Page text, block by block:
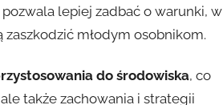
lepiej zadbać o warunki, w
młodym osobnikom.
do środowiska, co
także zachowania i strategii